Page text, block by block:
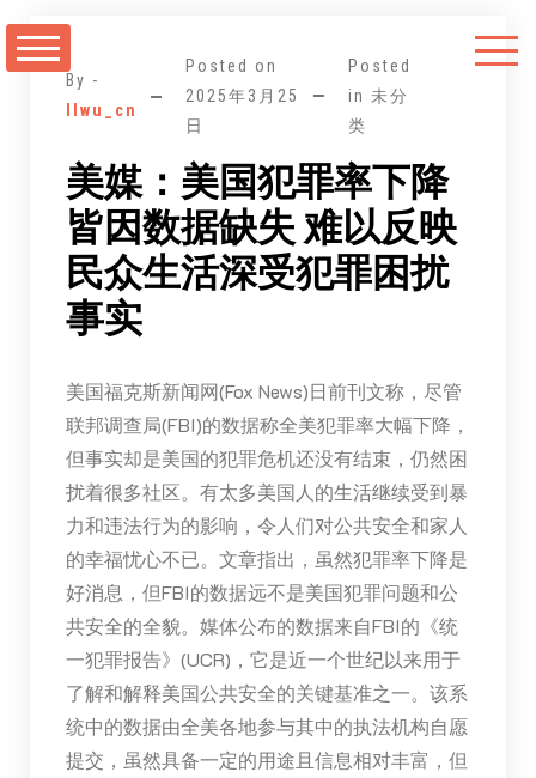
至
By -
llwu_cn
Posted on
2025年3月25
日
Posted
in 未分
类
美媒：美国犯罪率下降
皆因数据缺失 难以反映
民众生活深受犯罪困扰
事实
美国福克斯新闻网(Fox News)日前刊文称，尽管
联邦调查局(FBI)的数据称全美犯罪率大幅下降，
但事实却是美国的犯罪危机还没有结束，仍然困
扰着很多社区。有太多美国人的生活继续受到暴
力和违法行为的影响，令人们对公共安全和家人
的幸福忧心不已。文章指出，虽然犯罪率下降是
好消息，但FBI的数据远不是美国犯罪问题和公
共安全的全貌。媒体公布的数据来自FBI的《统
一犯罪报告》(UCR)，它是近一个世纪以来用于
了解和解释美国公共安全的关键基准之一。该系
统中的数据由全美各地参与其中的执法机构自愿
提交，虽然具备一定的用途且信息相对丰富，但